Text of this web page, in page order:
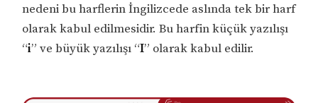
nedeni bu harflerin İngilizcede aslında tek bir harf
olarak kabul edilmesidir. Bu harfin küçük yazılışı
“i” ve büyük yazılışı “I” olarak kabul edilir.